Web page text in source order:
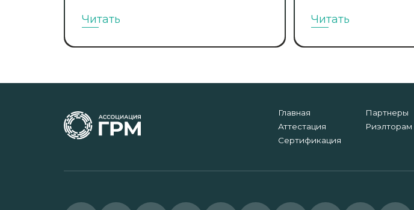
Читать Читать
Главная
Аттестация
Сертификация
Партнеры
Риэлторам